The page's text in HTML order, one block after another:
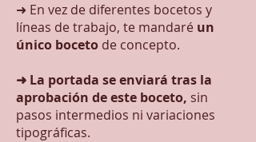
➜ En vez de diferentes bocetos y
líneas de trabajo, te mandaré un
único boceto de concepto.
➜ La portada se enviará tras la
aprobación de este boceto, sin
pasos intermedios ni variaciones
tipográficas.